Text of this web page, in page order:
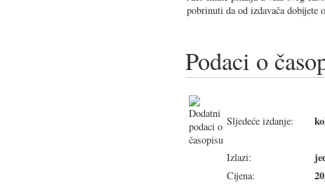
pobrinuti da od izdavača dobijete
Podaci o
Sljedeće izdanje:
Izlazi:
Cijena: